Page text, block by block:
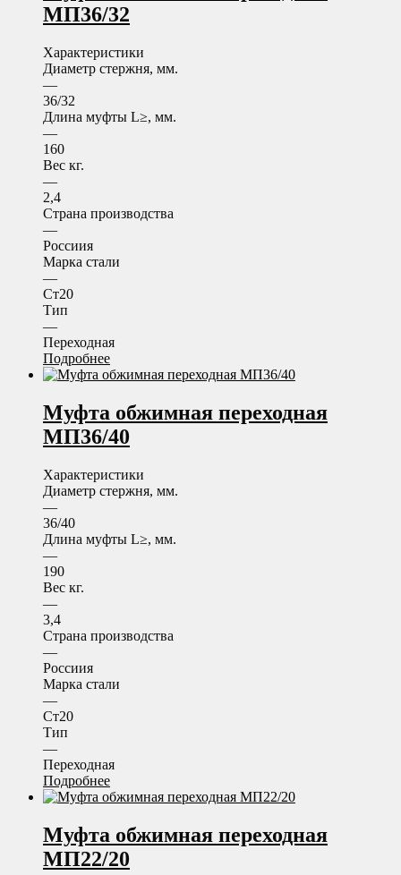
МП36/32
Характеристики
Диаметр стержня, мм.
—
36/32
Длина муфты L≥, мм.
—
160
Вес кг.
—
2,4
Страна производства
—
Россиия
Марка стали
—
Ст20
Тип
—
Переходная
Подробнее
Муфта обжимная переходная
МП36/40
Характеристики
Диаметр стержня, мм.
—
36/40
Длина муфты L≥, мм.
—
190
Вес кг.
—
3,4
Страна производства
—
Россиия
Марка стали
—
Ст20
Тип
—
Переходная
Подробнее
Муфта обжимная переходная
МП22/20